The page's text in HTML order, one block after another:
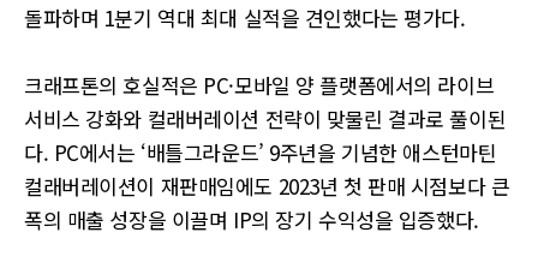
돌파하며 1분기 역대 최대 실적을 견인했다는 평가다.
크래프톤의 호실적은 PC·모바일 양 플랫폼에서의 라이브
서비스 강화와 컬래버레이션 전략이 맞물린 결과로 풀이된
다. PC에서는 ‘배틀그라운드’ 9주년을 기념한 애스턴마틴
컬래버레이션이 재판매임에도 2023년 첫 판매 시점보다 큰
폭의 매출 성장을 이끌며 IP의 장기 수익성을 입증했다.